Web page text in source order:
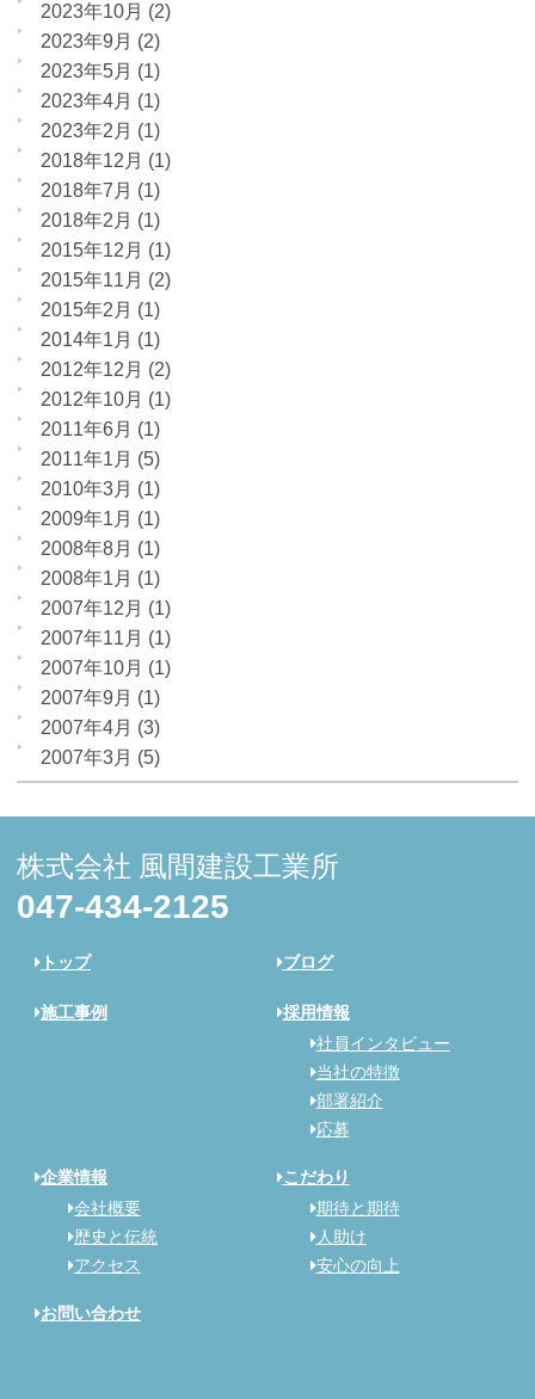
2023年10月 (2)
2023年9月 (2)
2023年5月 (1)
2023年4月 (1)
2023年2月 (1)
2018年12月 (1)
2018年7月 (1)
2018年2月 (1)
2015年12月 (1)
2015年11月 (2)
2015年2月 (1)
2014年1月 (1)
2012年12月 (2)
2012年10月 (1)
2011年6月 (1)
2011年1月 (5)
2010年3月 (1)
2009年1月 (1)
2008年8月 (1)
2008年1月 (1)
2007年12月 (1)
2007年11月 (1)
2007年10月 (1)
2007年9月 (1)
2007年4月 (3)
2007年3月 (5)
株式会社 風間建設工業所
047-434-2125
トップ ブログ
施工事例
採用情報
社員インタビュー
当社の特徴
部署紹介
応募
企業情報
会社概要
歴史と伝統
アクセス
こだわり
期待と期待
人助け
安心の向上
お問い合わせ